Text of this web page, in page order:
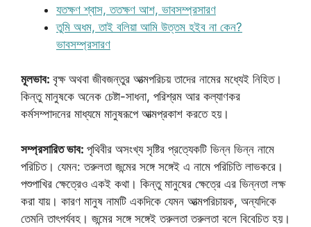
যতক্ষণ শ্বাস, ততক্ষণ আশ, ভাবসম্প্রসারণ
তুমি অধম, তাই বলিয়া আমি উত্তম হইব না কেন?
ভাবসম্প্রসারণ
মূলভাব: বৃক্ষ অথবা জীবজন্তুর আত্মপরিচয় তাদের নামের মধ্যেই নিহিত।
কিন্তু মানুষকে অনেক চেষ্টা-সাধনা, পরিশ্রম আর কল্যাণকর
কর্মসম্পাদনের মাধ্যমে মানুষরূপে আত্মপ্রকাশ করতে হয়।
সম্প্রসারিত ভাব: পৃথিবীর অসংখ্য সৃষ্টির প্রত্যেকটি ভিন্ন ভিন্ন নামে
পরিচিত। যেমন: তরুলতা জন্মের সঙ্গে সঙ্গেই এ নামে পরিচিতি লাভকরে।
পশুপাখির ক্ষেত্রেও একই কথা। কিন্তু মানুষের ক্ষেত্রে এর ভিন্নতা লক্ষ
করা যায়। কারণ মানুষ নামটি একদিকে যেমন আত্মপরিচায়ক, অন্যদিকে
তেমনি তাৎপর্যবহ। জন্মের সঙ্গে সঙ্গেই তরুলতা তরুলতা বলে বিবেচিত হয়।